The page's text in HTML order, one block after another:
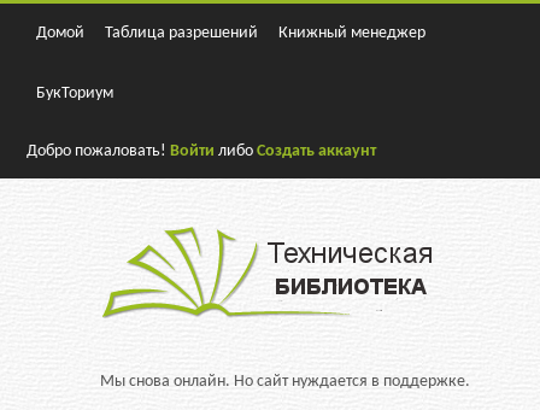
Домой Таблица разрешений Книжный менеджер
БукТориум
Добро пожаловать!Войти либоСоздать аккаунт
Мы снова онлайн. Но сайт нуждается в поддержке.